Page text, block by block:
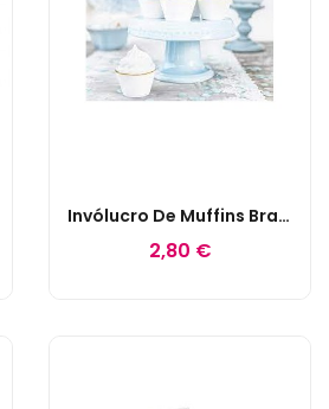
Invólucro De Muffins Branco C/tira Dourada
2,80 €